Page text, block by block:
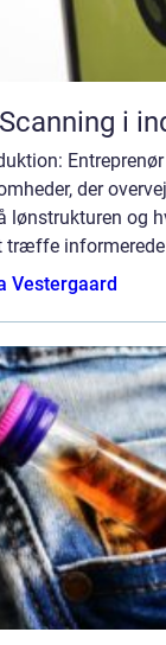
i
der
lønstrukturen og
træffe informerede
Vestergaard